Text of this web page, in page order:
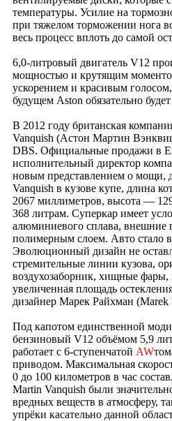
температуры. Усилие на
при тяжелом торможении нога
весь процесс вплоть до самой
6,0-литровый двигатель V12
мощностью и крутящим
ускорением и красивым
будущем Aston обязательно
В 2012 году британская
Vanquish (Астон Мартин
DBS. Официальные продажи в
исполнительный директор
новым представлением о мощи,
Vanquish в кузове купе, длина
2067 миллиметров, высота —
368 литрам. Суперкар имеет
алюминиевого сплава, внешние
полимерным слоем. Авто стало
Эволюционный дизайн не
стремительные линии кузова,
воздухозаборник, хищные фары,
увеличенная площадь
дизайнер Марек Райхман (Marek
Под капотом единственной
бензиновый V12 объёмом 5,9
работает с 6-ступенчатой AW
приводом. Максимальная
0 до 100 километров в час
Martin Vanquish были
вредных веществ в атмосферу,
упрёки касательно данной